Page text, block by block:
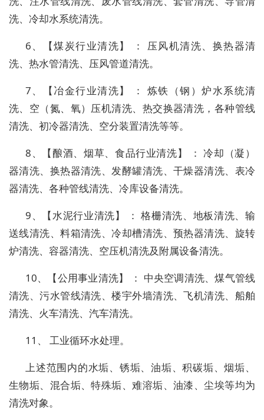
洗、冷却水系统清洗。
6、【煤炭行业清洗】 ： 压风机清洗、换热器清
洗、热水管清洗、压风管道清洗。
7、【冶金行业清洗】 ： 炼铁（钢）炉水系统清
洗、空（氮、氧）压机清洗、热交换器清洗，各种管线
清洗、初冷器清洗、空分装置清洗等等。
8、【酿酒、烟草、食品行业清洗】 ： 冷却（凝）
器清洗、换热器清洗、发酵罐清洗、干燥器清洗、表冷
器清洗、各种管线清洗、冷库设备清洗。
9、【水泥行业清洗】 ： 格栅清洗、地板清洗、输
送线清洗、料箱清洗、冷却槽清洗、预热器清洗、旋转
炉清洗、容器清洗、空压机清洗及附属设备清洗。
10、【公用事业清洗】 ： 中央空调清洗、煤气管线
清洗、污水管线清洗、楼宇外墙清洗、飞机清洗、船舶
清洗、火车清洗、汽车清洗。
11、 工业循环水处理。
上述范围内的水垢、锈垢、油垢、积碳垢、烟垢、
生物垢、混合垢、特殊垢、难溶垢、油漆、尘埃等均为
清洗对象。